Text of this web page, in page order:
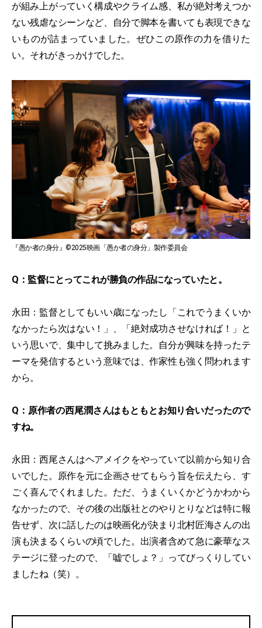
が組み上がっていく構成やクライム感、私が絶対考えつか
ない残虐なシーンなど、自分で脚本を書いても表現できな
いものが詰まっていました。ぜひこの原作の力を借りた
い。それがきっかけでした。
『愚か者の身分』©2025映画「愚か者の身分」製作委員会
Q：監督にとってこれが勝負の作品になっていたと。
永田：監督としてもいい歳になったし「これでうまくいか
なかったら次はない！」、「絶対成功させなければ！」と
いう思いで、集中して挑みました。自分が興味を持ったテ
ーマを発信するという意味では、作家性も強く問われます
から。
Q：原作者の西尾潤さんはもともとお知り合いだったので
すね。
永田：西尾さんはヘアメイクをやっていて以前から知り合
いでした。原作を元に企画させてもらう旨を伝えたら、す
ごく喜んでくれました。ただ、うまくいくかどうかわから
なかったので、その後の出版社とのやりとりなどは特に報
告せず、次に話したのは映画化が決まり北村匠海さんの出
演も決まるくらいの頃でした。出演者含めて急に豪華なス
テージに登ったので、「嘘でしょ？」ってびっくりしてい
ましたね（笑）。